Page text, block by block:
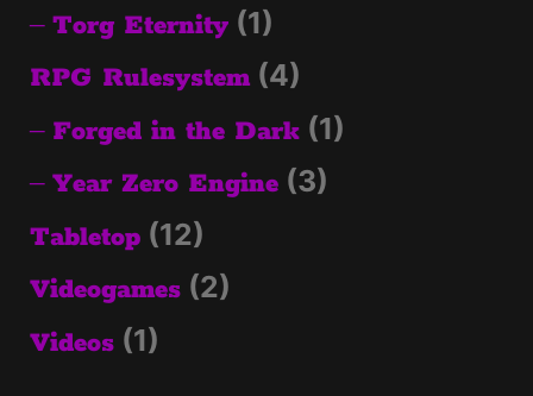
Torg Eternity (1)
RPG Rulesystem(4)
Forged in the Dark (1)
Year Zero Engine (3)
Tabletop (12)
Videogames (2)
Videos (1)